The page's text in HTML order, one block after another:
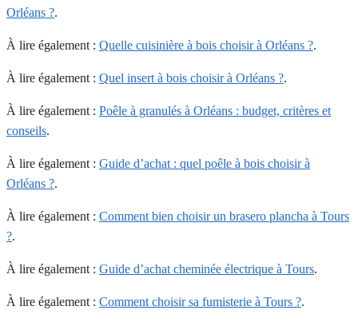
Orléans ?.
À lire également : Quelle cuisinière à bois choisir à Orléans ?.
À lire également : Quel insert à bois choisir à Orléans ?.
À lire également : Poêle à granulés à Orléans : budget, critères et
conseils.
À lire également : Guide d’achat : quel poêle à bois choisir à
Orléans ?.
À lire également : Comment bien choisir un brasero plancha à Tours
?.
À lire également : Guide d’achat cheminée électrique à Tours.
À lire également : Comment choisir sa fumisterie à Tours ?.